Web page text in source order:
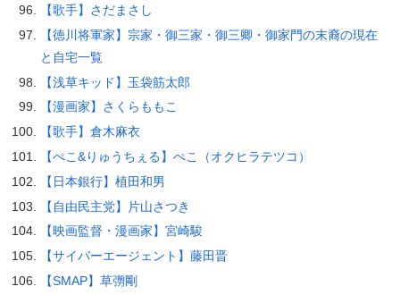
【歌手】さだまさし
【徳川将軍家】宗家・御三家・御三卿・御家門の末裔の現在
と自宅一覧
【浅草キッド】玉袋筋太郎
【漫画家】さくらももこ
【歌手】倉木麻衣
【ぺこ&りゅうちぇる】ぺこ（オクヒラテツコ）
【日本銀行】植田和男
【自由民主党】片山さつき
【映画監督・漫画家】宮崎駿
【サイバーエージェント】藤田晋
【SMAP】草彅剛